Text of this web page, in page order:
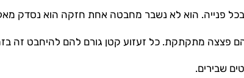
בכל פנייה. הוא לא נשבר מחבטה אחת חזקה הוא נסדק
פצצה מתקתקת. כל זעזוע קטן גורם להם להיחבט זה
שבירים.